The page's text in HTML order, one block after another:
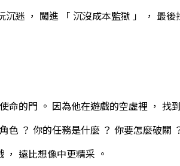
迷 ， 闖進 「 沉沒成本監獄 」 ， 最
的門 。 因為他在遊戲的空虛裡 ， 找
？ 你的任務是什麼 ？ 你要怎麼破關
遠比想像中更精采 。